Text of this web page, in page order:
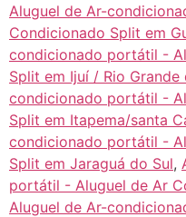
Aluguel de Ar-
Condicionado Split em
condicionado portátil -
Split em Ijuí / Rio Grande
condicionado portátil -
Split em Itapema/santa
condicionado portátil -
Split em Jaraguá do Sul,
portátil - Aluguel de Ar
Aluguel de Ar-